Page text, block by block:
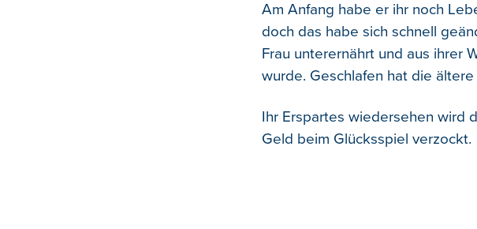
Am Anfang habe er ihr noch
doch das habe sich schnell
Frau unterernährt und aus ihrer
wurde. Geschlafen hat die
Ihr Erspartes wiedersehen wird
Geld beim Glücksspiel verzockt.